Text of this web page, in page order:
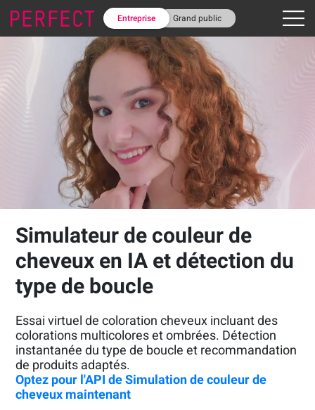
Entreprise Grand public
Simulateur de couleur de
cheveux en IA et détection du
type de boucle
Essai virtuel de coloration cheveux incluant des
colorations multicolores et ombrées. Détection
instantanée du type de boucle et recommandation
de produits adaptés.
Optez pour l'API de Simulation de couleur de
cheveux maintenant